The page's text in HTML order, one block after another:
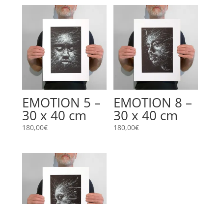
EMOTION 5 –
30 x 40 cm
180,00€
EMOTION 8 –
30 x 40 cm
180,00€